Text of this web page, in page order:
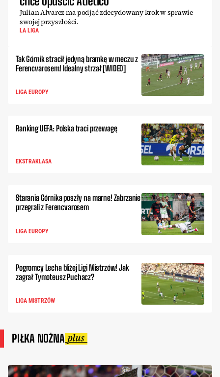
Julian Alvarez ma podjąć zdecydowany krok w sprawie
swojej przyszłości.
LA LIGA
Tak Górnik stracił jedyną bramkę w meczu z
Ferencvarosem! Idealny strzał [WIDEO]
LIGA EUROPY
Ranking UEFA: Polska traci przewagę
EKSTRAKLASA
Starania Górnika poszły na marne! Zabrzanie
przegrali z Ferencvarosem
LIGA EUROPY
Pogromcy Lecha bliżej Ligi Mistrzów! Jak
zagrał Tymoteusz Puchacz?
LIGA MISTRZÓW
PIŁKA NOŻNA